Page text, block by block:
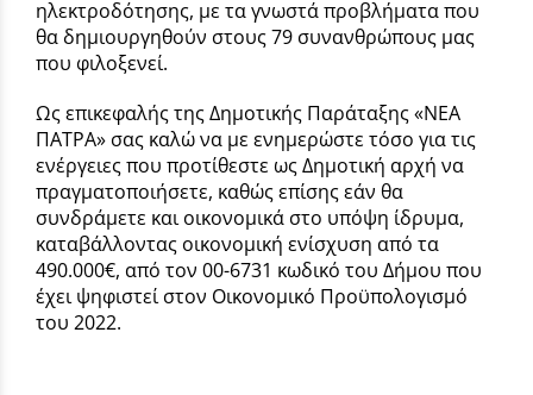
ηλεκτροδότησης, με τα γνωστά προβλήματα που
θα δημιουργηθούν στους 79 συνανθρώπους μας
που φιλοξενεί.
Ως επικεφαλής της Δημοτικής Παράταξης «ΝΕΑ
ΠΑΤΡΑ» σας καλώ να με ενημερώστε τόσο για τις
ενέργειες που προτίθεστε ως Δημοτική αρχή να
πραγματοποιήσετε, καθώς επίσης εάν θα
συνδράμετε και οικονομικά στο υπόψη ίδρυμα,
καταβάλλοντας οικονομική ενίσχυση από τα
490.000€, από τον 00-6731 κωδικό του Δήμου που
έχει ψηφιστεί στον Οικονομικό Προϋπολογισμό
του 2022.